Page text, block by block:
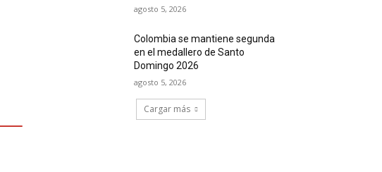
agosto 5, 2026
Colombia se mantiene segunda
en el medallero de Santo
Domingo 2026
agosto 5, 2026
Cargar más